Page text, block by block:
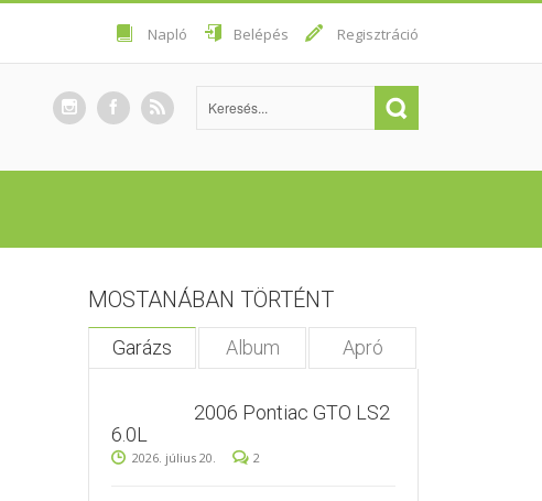
Napló Belépés Regisztráció
MOSTANÁBAN TÖRTÉNT
Garázs Album Apró
2006 Pontiac GTO LS2
6.0L
2026. július 20. 2